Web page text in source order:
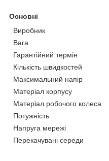
Основні
Виробник
Вага
Гарантійний термін
Кількість швидкостей
Максимальний напір
Матеріал корпусу
Матеріал робочого колеса
Потужність
Напруга мережі
Перекачувані середи